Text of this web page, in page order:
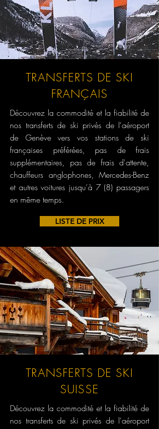
TRANSFERTS DE SKI
FRANÇAIS
Découvrez la commodité et la fiabilité de
nos transferts de ski privés de l'aéroport
de Genève vers vos stations de ski
françaises préférées, pas de frais
supplémentaires, pas de frais d'attente,
chauffeurs anglophones, Mercedes-Benz
et autres voitures jusqu'à 7 (8) passagers
en même temps.
LISTE DE PRIX
TRANSFERTS DE SKI
SUISSE
Découvrez la commodité et la fiabilité de
nos transferts de ski privés de l'aéroport